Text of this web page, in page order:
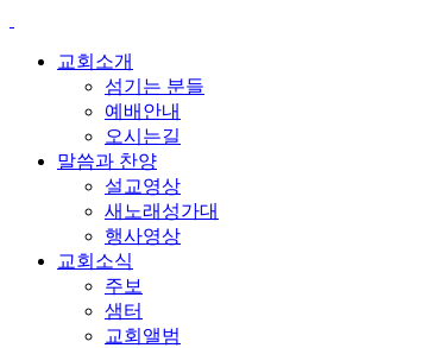
교회소개
섬기는 분들
예배안내
오시는길
말씀과 찬양
설교영상
새노래성가대
행사영상
교회소식
주보
샘터
교회앨범